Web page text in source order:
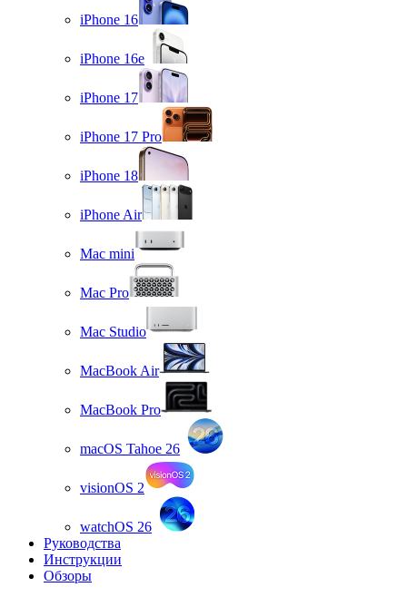
iPhone 16
iPhone 16e
iPhone 17
iPhone 17 Pro
iPhone 18
iPhone Air
Mac mini
Mac Pro
Mac Studio
MacBook Air
MacBook Pro
macOS Tahoe 26
visionOS 2
watchOS 26
Руководства
Инструкции
Обзоры